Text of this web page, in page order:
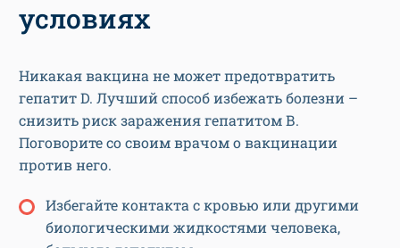
условиях
Никакая вакцина не может предотвратить
гепатит D. Лучший способ избежать болезни –
снизить риск заражения гепатитом В.
Поговорите со своим врачом о вакцинации
против него.
Избегайте контакта с кровью или другими
биологическими жидкостями человека,